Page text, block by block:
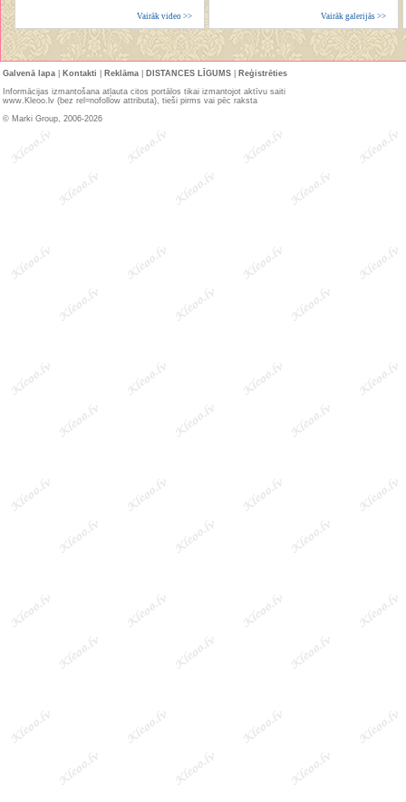
Vairāk video >> Vairāk galerijās >>
Galvenā lapa Kontakti Reklāma DISTANCES LĪGUMS
Reģistrēties
Informācijas izmantošana atļauta citos portālos tikai izmantojot aktīvu saiti
www.Kleoo.lv (bez rel=nofollow attributa), tieši pirms vai pēc raksta
© Marki Group, 2006-2026